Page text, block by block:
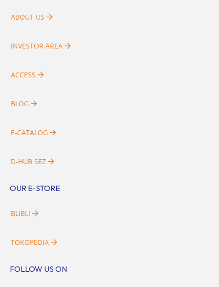
ABOUT US
INVESTOR AREA
ACCESS
BLOG
E-CATALOG
D-HUB SEZ
OUR E-STORE
BLIBLI
TOKOPEDIA
FOLLOW US ON